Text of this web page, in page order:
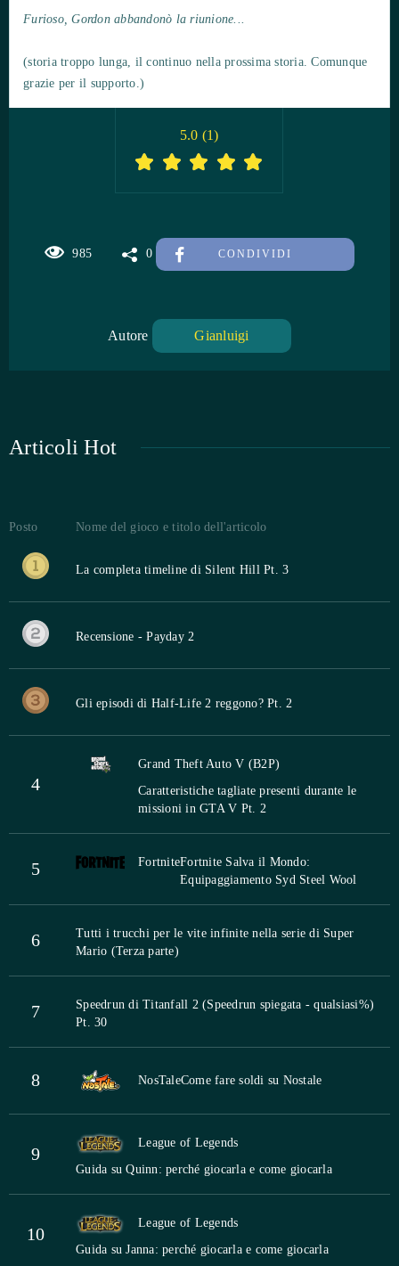
Furioso, Gordon abbandonò la riunione...
(storia troppo lunga, il continuo nella prossima storia. Comunque
grazie per il supporto.)
985 0 CONDIVIDI
5.0 (1)
Autore Gianluigi
Articoli Hot
Posto Nome del gioco e titolo dell'articolo
La completa timeline di Silent Hill Pt. 3
Recensione - Payday 2
Gli episodi di Half-Life 2 reggono? Pt. 2
4
Grand Theft Auto V (B2P)
Caratteristiche tagliate presenti durante le
missioni in GTA V Pt. 2
5 FortniteFortnite Salva il Mondo:
Equipaggiamento Syd Steel Wool
6
Tutti i trucchi per le vite infinite nella serie di Super
Mario (Terza parte)
7
Speedrun di Titanfall 2 (Speedrun spiegata - qualsiasi%)
Pt. 30
8 NosTaleCome fare soldi su Nostale
9
League of Legends
Guida su Quinn: perché giocarla e come giocarla
10
League of Legends
Guida su Janna: perché giocarla e come giocarla